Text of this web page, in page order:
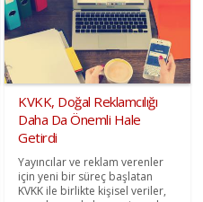
KVKK, Doğal Reklamcılığı
Daha Da Önemli Hale
Getirdi
Yayıncılar ve reklam verenler
için yeni bir süreç başlatan
KVKK ile birlikte kişisel veriler,